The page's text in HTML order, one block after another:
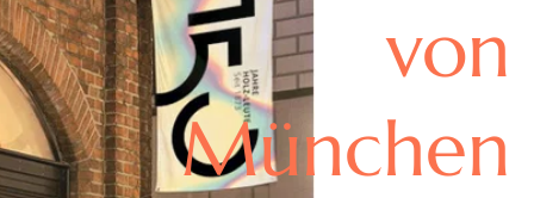
von
München